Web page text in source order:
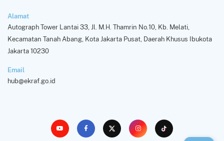
Alamat
Autograph Tower Lantai 33, Jl. M.H. Thamrin No.10, Kb. Melati,
Kecamatan Tanah Abang, Kota Jakarta Pusat, Daerah Khusus Ibukota
Jakarta 10230
Email
hub@ekraf.go.id